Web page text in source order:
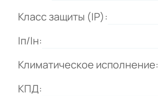
Класс защиты (IP):
Iп/Iн:
Климатическое исполнение:
КПД: